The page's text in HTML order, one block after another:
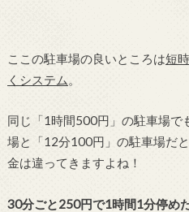
ここの駐車場の良いところは短
くシステム
同じ「1時間500円」の駐車場
場と「12分100円」の駐車場だ
金は違ってきますよね！
30分ごと250円で1時間1分停め